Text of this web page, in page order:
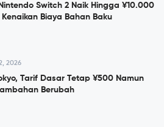
Switch 2 Naik Hingga ¥10.000
Kenaikan Biaya Bahan Baku
2026
Tarif Dasar Tetap ¥500 Namun
Berubah